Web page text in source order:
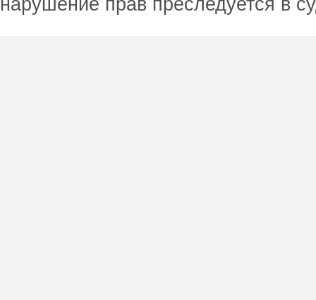
нарушение прав преследуется в